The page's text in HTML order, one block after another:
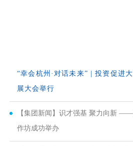
“幸会杭州·对话未来” | 投资促进
展大会举行
【集团新闻】识才强基 聚力向新
作坊成功举办